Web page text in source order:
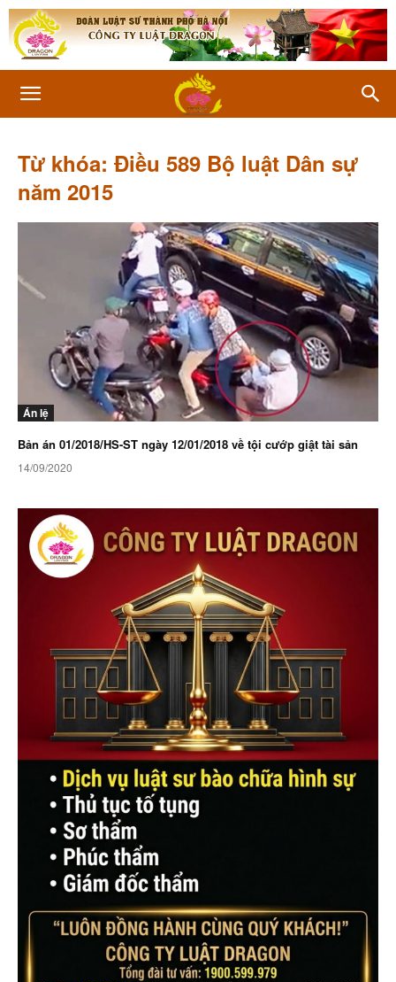
Từ khóa: Điều 589 Bộ luật Dân sự
năm 2015
Án lệ
Bản án 01/2018/HS-ST ngày 12/01/2018 về tội cướp giật tài sản
14/09/2020